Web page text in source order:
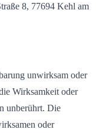
8, 77694 Kehl am
unwirksam oder
Wirksamkeit oder
unberührt. Die
oder